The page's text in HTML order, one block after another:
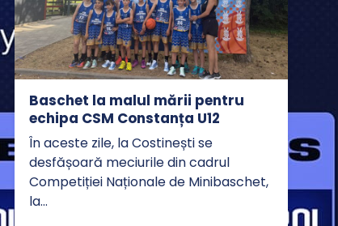
Baschet la malul mării pentru
echipa CSM Constanța U12
În aceste zile, la Costinești se
desfășoară meciurile din cadrul
Competiției Naționale de Minibaschet,
la…